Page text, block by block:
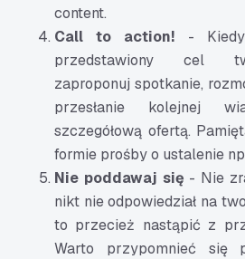
content.
Call to action! - Kiedy
przedstawiony cel
zaproponuj spotkanie,
przesłanie kolejnej
szczegółową ofertą.
formie prośby o ustalenie
Nie poddawaj się - Nie
nikt nie odpowiedział na
to przecież nastąpić z
Warto przypomnieć się